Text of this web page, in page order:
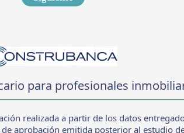
para profesionales
realizada a partir de los datos
aprobación emitida posterior al estudio